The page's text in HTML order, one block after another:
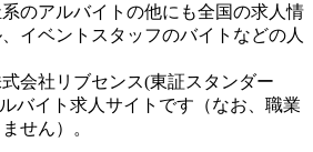
のアルバイトの他にも全国の求人情
イベントスタッフのバイトなどの人
式会社リブセンス(東証スタンダー
バイト求人サイトです（なお、職業
せん）。